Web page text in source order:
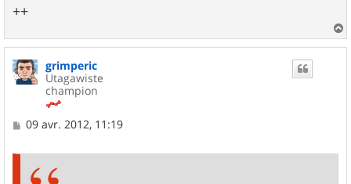
++
a
u
grimperic
Utagawiste
champion
M
09 avr. 2012, 11:19